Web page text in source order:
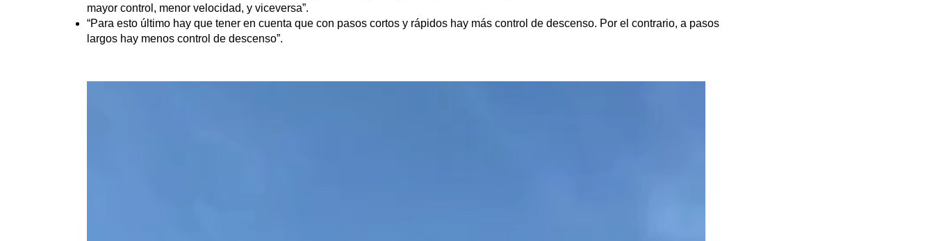
mayor control, menor velocidad, y viceversa”.
“Para esto último hay que tener en cuenta que con pasos cortos y rápidos hay más control de descenso. Por el contrario, a pasos
largos hay menos control de descenso”.